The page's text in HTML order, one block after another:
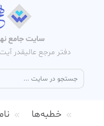
سایت جامع
دفتر مرجع عالیقدر
خطبه‌ها